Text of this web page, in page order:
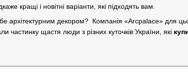
кращі і новітні варіанти, які підходять вам.
архітектурним декором? Компанія «Arcpalace» для
частинку щастя люди з різних куточків України, які